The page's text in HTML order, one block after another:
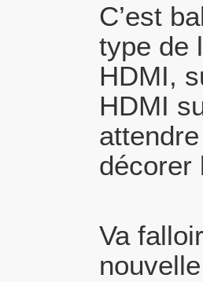
C’est
type de
HDMI,
HDMI
décorer
Va